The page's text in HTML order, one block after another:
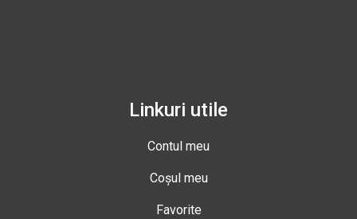
Linkuri utile
Contul meu
Coșul meu
Favorite